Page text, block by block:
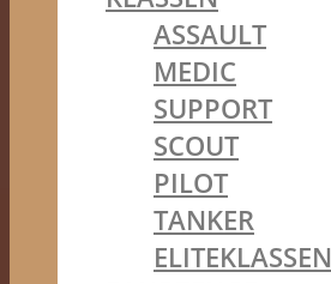
ASSAULT
MEDIC
SUPPORT
SCOUT
PILOT
TANKER
ELITEKLASSEN